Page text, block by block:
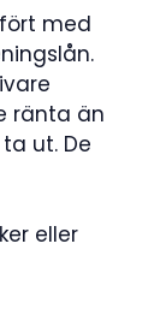
med
ränta än
ut. De
eller